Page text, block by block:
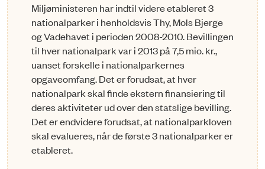
Miljøministeren har indtil videre etableret 3
nationalparker i henholdsvis Thy, Mols Bjerge
og Vadehavet i perioden 2008-2010. Bevillingen
til hver nationalpark var i 2013 på 7,5 mio. kr.,
uanset forskelle i nationalparkernes
opgaveomfang. Det er forudsat, at hver
nationalpark skal finde ekstern finansiering til
deres aktiviteter ud over den statslige bevilling.
Det er endvidere forudsat, at nationalparkloven
skal evalueres, når de første 3 nationalparker er
etableret.